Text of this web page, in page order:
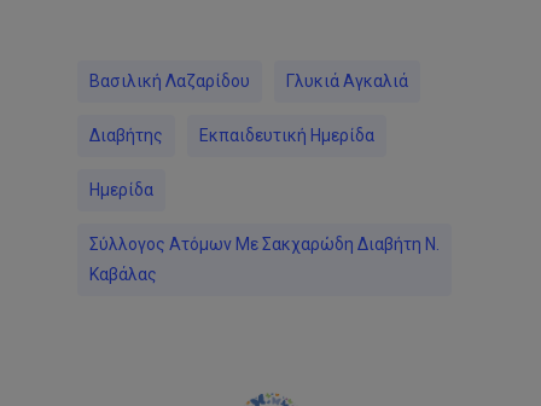
Βασιλική Λαζαρίδου Γλυκιά Αγκαλιά
Διαβήτης Εκπαιδευτική Ημερίδα
Ημερίδα
Σύλλογος Ατόμων Με Σακχαρώδη Διαβήτη Ν.
Καβάλας